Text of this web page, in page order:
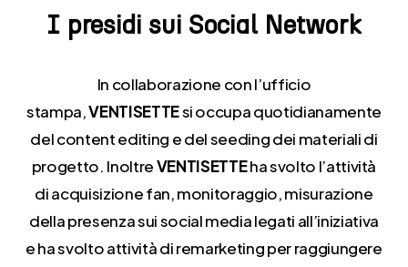
I presidi sui Social Network
In collaborazione con l’ufficio
stampa,VENTISETTEsi occupa quotidianamente
del content editing e del seeding dei materiali di
progetto. InoltreVENTISETTEha svolto l’attività
di acquisizione fan, monitoraggio, misurazione
della presenza sui social media legati all’iniziativa
e ha svolto attività di remarketing per raggiungere